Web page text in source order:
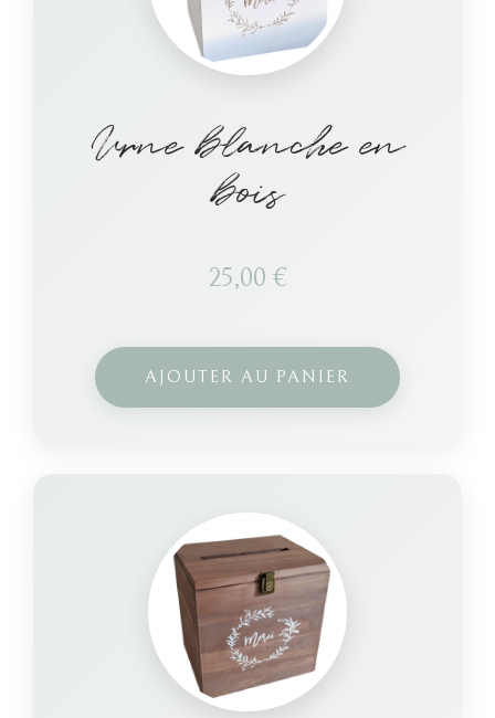
Urne blanche en
bois
25,00 €
AJOUTER AU PANIER